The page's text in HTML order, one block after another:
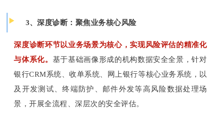
3、深度诊断：聚焦业务核心风险
深度诊断环节以业务场景为核心，实现风险评估的精准化
与体系化。 基于基础画像形成的机构数据安全全景，针对
银行CRM系统、收单系统、网上银行等核心业务系统，以
及开发测试、终端防护、邮件外发等高风险数据处理场
景，开展全流程、深层次的安全评估。